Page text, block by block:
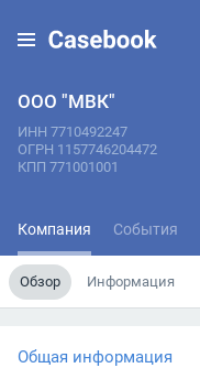
ООО "МВК"
ИНН 7710492247
ОГРН 1157746204472
КПП 771001001
Компания События
Обзор Информация
Общая информация